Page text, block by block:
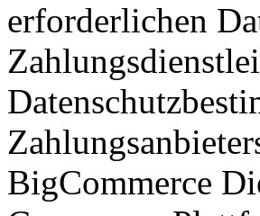
erforderlichen
BigCommerce